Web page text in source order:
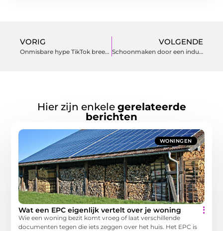
VORIG
Onmisbare hype TikTok breekt records
VOLGENDE
Schoonmaken door een industriële hogedrukreiniger te huren
Hier zijn enkele gerelateerde
berichten
WONINGEN
Wat een EPC eigenlijk vertelt over je woning
Wie een woning bezit komt vroeg of laat verschillende
documenten tegen die iets zeggen over het huis. Het EPC is